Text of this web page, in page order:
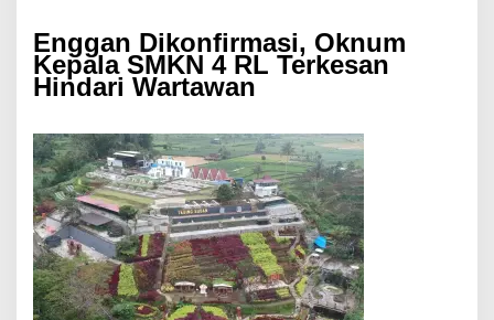
Enggan Dikonfirmasi, Oknum
Kepala SMKN 4 RL Terkesan
Hindari Wartawan